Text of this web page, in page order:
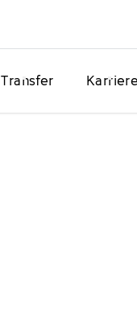
Transfer Karriere